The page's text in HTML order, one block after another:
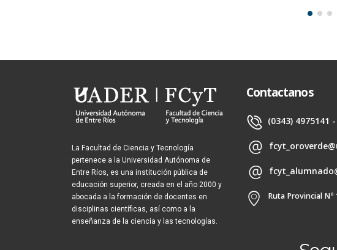
La Facultad de Ciencia y Tecnología
pertenece a la Universidad Autónoma de
Entre Ríos, es una institución pública de
educación superior, creada en el año 2000 y
abocada a la formación de docentes en
disciplinas científicas, así como a la
enseñanza de la ciencia y las tecnologías.
Contactanos
(0343) 4975141
Ruta Provincial Nº